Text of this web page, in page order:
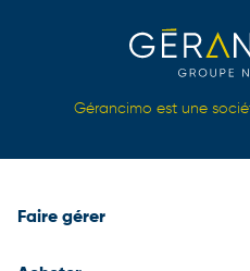
Gérancimo est une
Faire gérer